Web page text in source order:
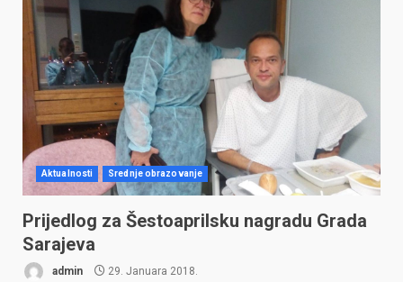
Aktualnosti Srednje obrazovanje
Prijedlog za Šestoaprilsku nagradu Grada
Sarajeva
admin 29. Januara 2018.